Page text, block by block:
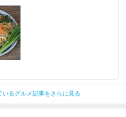
いるグルメ記事をさらに見る